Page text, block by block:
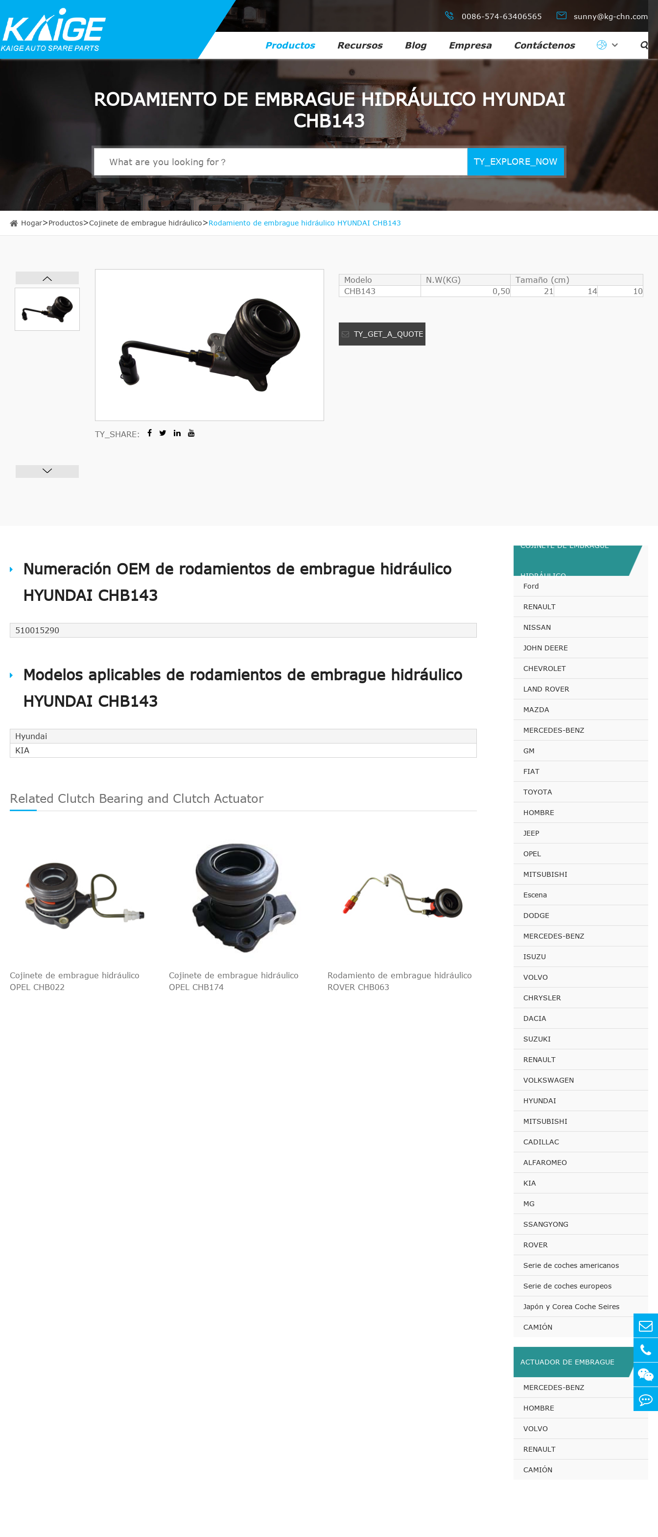
 0086-574-63406565  sunny@kg-chn.com
Productos Recursos Blog Empresa Contáctenos 
RODAMIENTO DE EMBRAGUE HIDRÁULICO HYUNDAI
CHB143
TY_EXPLORE_NOW
Hogar Productos Cojinete de embrague hidráulico Rodamiento de embrague hidráulico HYUNDAI CHB143
TY_SHARE:
Modelo N.W(KG)
Tamaño (cm)
CHB143
0,50 21 14 10
TY_GET_A_QUOTE
Numeración OEM de rodamientos de embrague hidráulico
HYUNDAI CHB143
510015290
Modelos aplicables de rodamientos de embrague hidráulico
HYUNDAI CHB143
Hyundai
KIA
Related Clutch Bearing and Clutch Actuator
Cojinete de embrague hidráulico
OPEL CHB022
Cojinete de embrague hidráulico
OPEL CHB174
Rodamiento de embrague hidráulico
ROVER CHB063
COJINETE DE EMBRAGUE
HIDRÁULICO
Ford
RENAULT
NISSAN
JOHN DEERE
CHEVROLET
LAND ROVER
MAZDA
MERCEDES-BENZ
GM
FIAT
TOYOTA
HOMBRE
JEEP
OPEL
MITSUBISHI
Escena
DODGE
MERCEDES-BENZ
ISUZU
VOLVO
CHRYSLER
DACIA
SUZUKI
RENAULT
VOLKSWAGEN
HYUNDAI
MITSUBISHI
CADILLAC
ALFAROMEO
KIA
MG
SSANGYONG
ROVER
Serie de coches americanos
Serie de coches europeos
Japón y Corea Coche Seires
CAMIÓN
ACTUADOR DE EMBRAGUE
MERCEDES-BENZ
HOMBRE
VOLVO
RENAULT
CAMIÓN